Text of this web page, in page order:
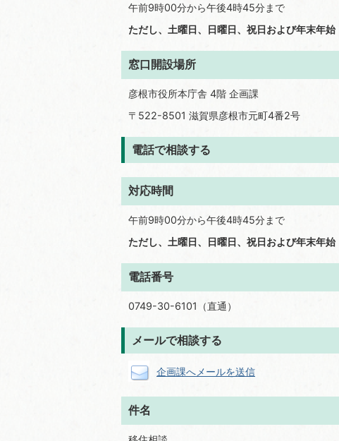
午前9時00分から午後4時45分まで
ただし、土曜日、日曜日、祝日および年末年
窓口開設場所
彦根市役所本庁舎 4階 企画課
〒522-8501 滋賀県彦根市元町4番2号
電話で相談する
対応時間
午前9時00分から午後4時45分まで
ただし、土曜日、日曜日、祝日および年末年
電話番号
0749-30-6101（直通）
メールで相談する
企画課へメールを送信
件名